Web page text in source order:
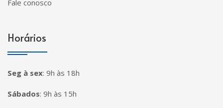
Fale conosco
Horários
Seg à sex: 9h às 18h
Sábados: 9h às 15h